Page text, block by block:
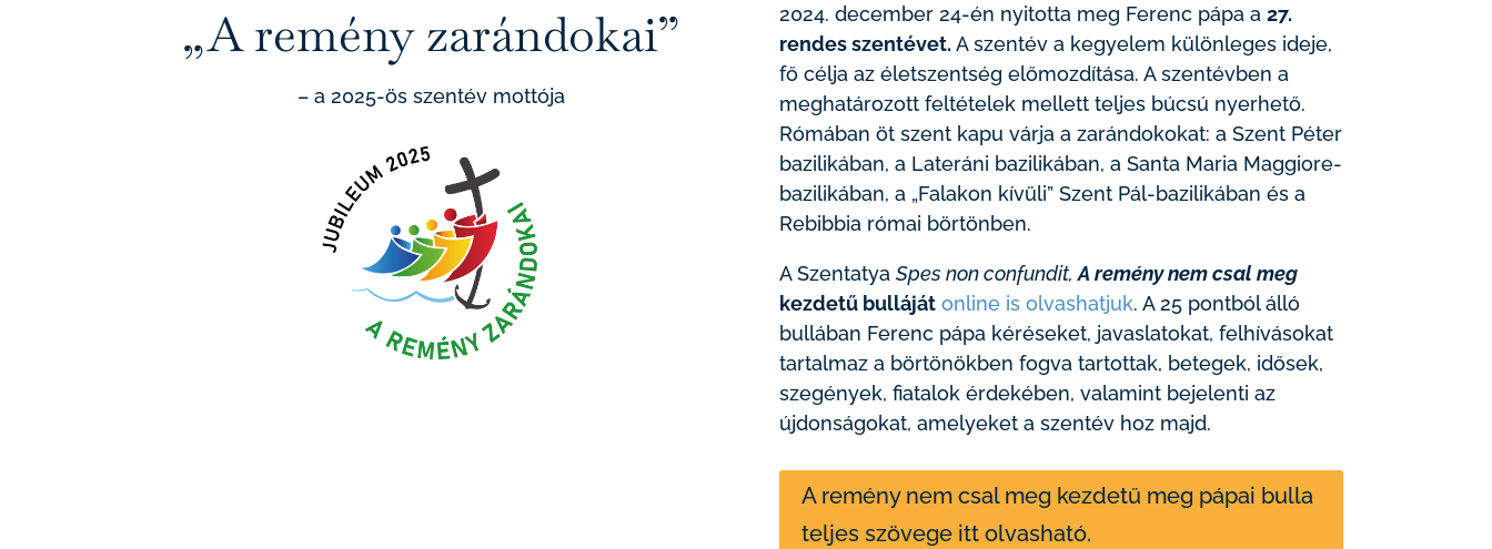
„A remény zarándokai”
– a 2025-ös szentév mottója
2024. december 24-én nyitotta meg Ferenc pápa a 27.
rendes szentévet. A szentév a kegyelem különleges ideje,
fő célja az életszentség előmozdítása. A szentévben a
meghatározott feltételek mellett teljes búcsú nyerhető.
Rómában öt szent kapu várja a zarándokokat: a Szent Péter
bazilikában, a Lateráni bazilikában, a Santa Maria Maggiore-
bazilikában, a „Falakon kívüli” Szent Pál-bazilikában és a
Rebibbia római börtönben.
A Szentatya Spes non confundit,A remény nem csal meg
kezdetű bulláját online is olvashatjuk. A 25 pontból álló
bullában Ferenc pápa kéréseket, javaslatokat, felhívásokat
tartalmaz a börtönökben fogva tartottak, betegek, idősek,
szegények, fiatalok érdekében, valamint bejelenti az
újdonságokat, amelyeket a szentév hoz majd.
A remény nem csal meg kezdetű meg pápai bulla
teljes szövege itt olvasható.